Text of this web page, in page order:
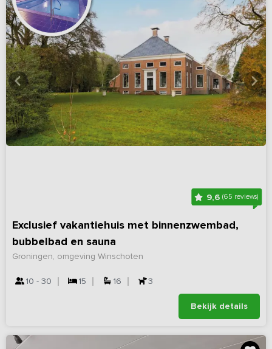
9,6 (65 reviews)
Exclusief vakantiehuis met binnenzwembad,
bubbelbad en sauna
Groningen, omgeving Winschoten
10 - 30 15 16 3
Bekijk details